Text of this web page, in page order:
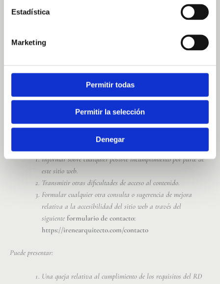
Estadística
Marketing
Permitir todas
Permitir la selección
Denegar
Podrían existir archivos ofimáticos en PDF u otros formatos publicados
antes del 20 de septiembre de 2018 que no cumplan en su totalidad todos
Puede haber contenidos de terceros que no estén desarrollados en esta
organismos que deban publicarse en este sitio.
Observaciones y datos de contacto
Puede realizar comunicaciones sobre requisitos de accesibilidad [artículo
10.2.a) del RD 1112/2018] como, por ejemplo:
Informar sobre cualquier posible incumplimiento por parte de
este sitio web.
Transmitir otras dificultades de acceso al contenido.
Formular cualquier otra consulta o sugerencia de mejora
relativa a la accesibilidad del sitio web a través del
siguiente formulario de contacto:
https://irenearquitecto.com/contacto
Puede presentar:
Una queja relativa al cumplimiento de los requisitos del RD